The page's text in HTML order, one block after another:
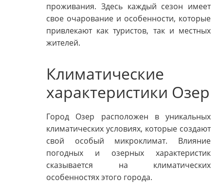
проживания. Здесь каждый сезон имеет
свое очарование и особенности, которые
привлекают как туристов, так и местных
жителей.
Климатические
характеристики Озер
Город Озер расположен в уникальных
климатических условиях, которые создают
свой особый микроклимат. Влияние
погодных и озерных характеристик
сказывается на климатических
особенностях этого города.